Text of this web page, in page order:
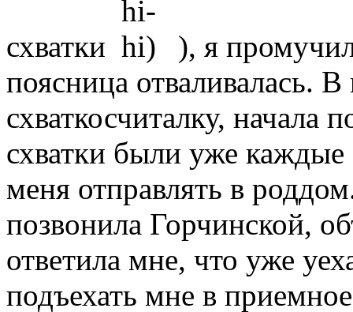
схватки
), я
поясница отваливалась.
схваткосчиталку, начала
схватки были уже
меня отправлять в
позвонила Горчинской,
ответила мне, что уже
подъехать мне в